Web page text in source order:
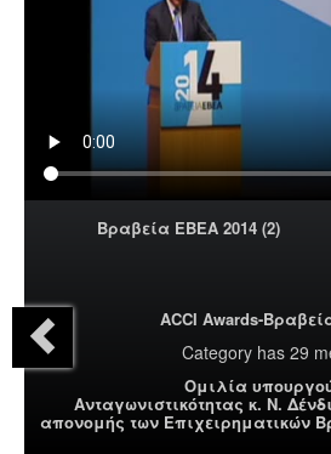
Βραβεία ΕΒΕΑ 2014 (2)
ACCI Awards-
Category has 29
Ομιλία
Ανταγωνιστικότητας κ. Ν.
απονομής των Επιχειρηματικών